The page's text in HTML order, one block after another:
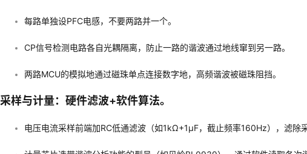
每路单独设PFC电感，不要两路并一个。
CP信号检测电路各自光耦隔离，防止一路的谐波通过地线窜到另一路。
两路MCU的模拟地通过磁珠单点连接数字地，高频谐波被磁珠阻挡。
采样与计量：硬件滤波+软件算法。
电压电流采样前端加RC低通滤波（如1kΩ+1μF，截止频率160Hz），滤除